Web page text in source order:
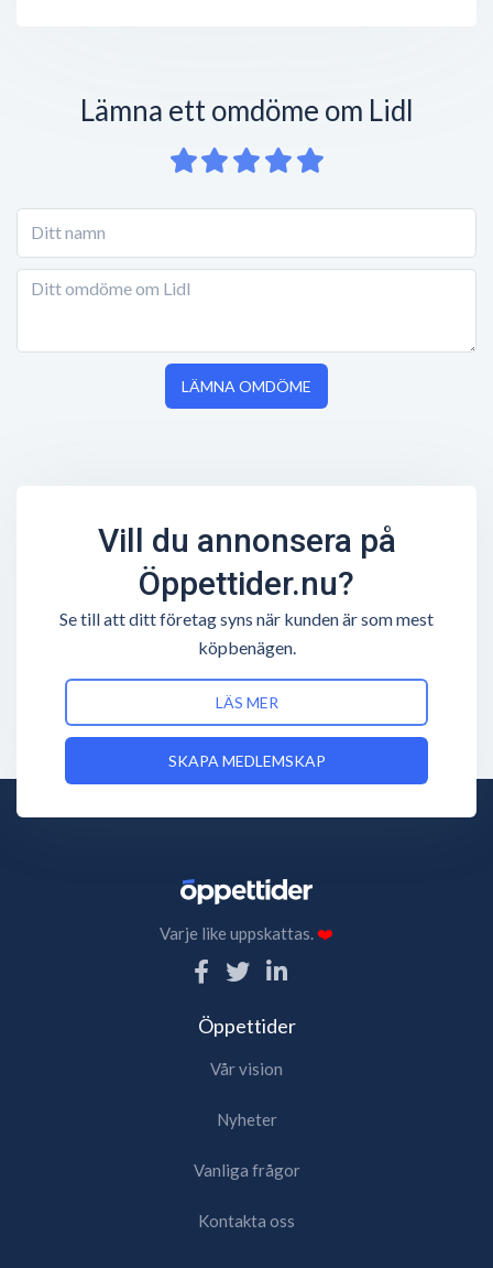
Lämna ett omdöme om Lidl
LÄMNA OMDÖME
Vill du annonsera på
Öppettider.nu?
Se till att ditt företag syns när kunden är som mest
köpbenägen.
LÄS MER
SKAPA MEDLEMSKAP
Varje like uppskattas.❤️
Öppettider
Vår vision
Nyheter
Vanliga frågor
Kontakta oss